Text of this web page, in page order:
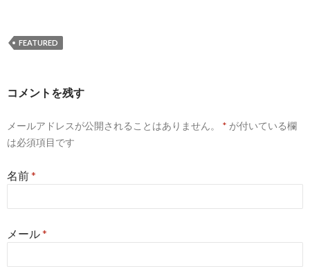
FEATURED
投
稿
ナ
ー
コメントを残す
メールアドレスが公開されることはありません。 * が付いている欄
は必須項目です
名前*
メール*